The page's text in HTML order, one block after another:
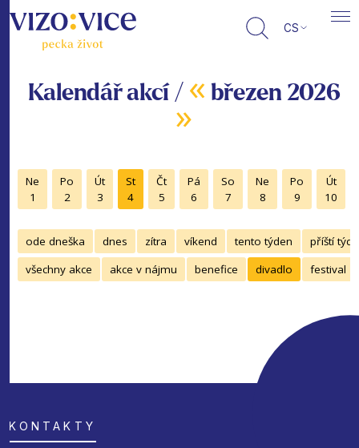
CS
Kalendář akcí / « březen 2026
»
Ne
1
Po
2
Út
3
St
4
Čt
5
Pá
6
So
7
Ne
8
Po
9
Út
10
ode dneška dnes zítra víkend tento týden
příští
všechny akce
akce v nájmu benefice divadlo festival
KONTAKTY